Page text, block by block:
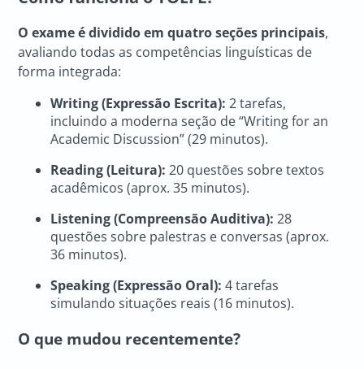
O exame é dividido em quatro seções principais,
avaliando todas as competências linguísticas de
forma integrada:
Writing (Expressão Escrita): 2 tarefas,
incluindo a moderna seção de “Writing for an
Academic Discussion” (29 minutos).
Reading (Leitura): 20 questões sobre textos
acadêmicos (aprox. 35 minutos).
Listening (Compreensão Auditiva): 28
questões sobre palestras e conversas (aprox.
36 minutos).
Speaking (Expressão Oral): 4 tarefas
simulando situações reais (16 minutos).
O que mudou recentemente?